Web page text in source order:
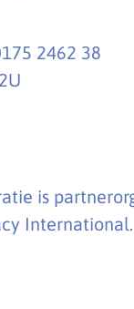
2462 38
is
International.